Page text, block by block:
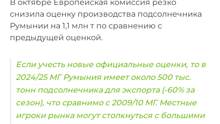
В октябре Европейская комиссия резко
снизила оценку производства подсолнечника
Румынии на 1,1 млн т по сравнению с
предыдущей оценкой.
Если учесть новые официальные оценки, то в
2024/25 МГ Румыния имеет около 500 тыс.
тонн подсолнечника для экспорта (-60% за
сезон), что сравнимо с 2009/10 МГ. Местные
игроки рынка могут столкнуться с большими